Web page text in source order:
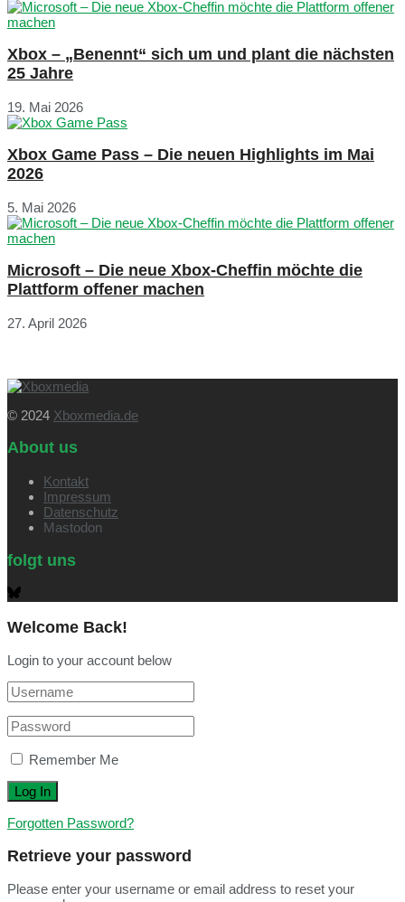
Xbox – „Benennt“ sich um und plant die nächsten
25 Jahre
19. Mai 2026
Xbox Game Pass – Die neuen Highlights im Mai
2026
5. Mai 2026
Microsoft – Die neue Xbox-Cheffin möchte die
Plattform offener machen
27. April 2026
© 2024 Xboxmedia.de
About us
Kontakt
Impressum
Datenschutz
Mastodon
folgt uns
Welcome Back!
Login to your account below
Remember Me
Forgotten Password?
Retrieve your password
Please enter your username or email address to reset your